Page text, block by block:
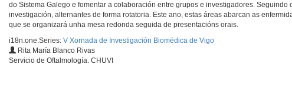
do Sistema Galego e fomentar a colaboración entre grupos e investigadores.
investigación, alternantes de forma rotatoria. Este ano, estas áreas abarcan as
que se organizará unha mesa redonda seguida de presentacións orais.
i18n.one.Series: V Xornada de Investigación Biomédica de Vigo
Rita María Blanco Rivas
Servicio de Oftalmología. CHUVI